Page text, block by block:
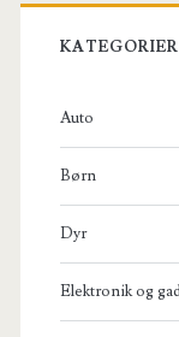
KATEGORIER
Auto
Børn
Dyr
Elektronik og